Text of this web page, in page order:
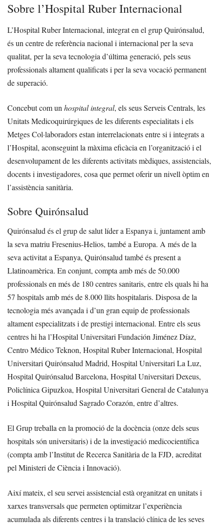
Sobre l’Hospital Ruber Internacional
L’Hospital Ruber Internacional, integrat en el grup Quirónsalud,
és un centre de referència nacional i internacional per la seva
qualitat, per la seva tecnologia d’última generació, pels seus
professionals altament qualificats i per la seva vocació permanent
de superació.
Concebut com un hospital integral, els seus Serveis Centrals, les
Unitats Medicoquirúrgiques de les diferents especialitats i els
Metges Col·laboradors estan interrelacionats entre si i integrats a
l’Hospital, aconseguint la màxima eficàcia en l’organització i el
desenvolupament de les diferents activitats mèdiques, assistencials,
docents i investigadores, cosa que permet oferir un nivell òptim en
l’assistència sanitària.
Sobre Quirónsalud
Quirónsalud és el grup de salut líder a Espanya i, juntament amb
la seva matriu Fresenius-Helios, també a Europa. A més de la
seva activitat a Espanya, Quirónsalud també és present a
Llatinoamèrica. En conjunt, compta amb més de 50.000
professionals en més de 180 centres sanitaris, entre els quals hi ha
57 hospitals amb més de 8.000 llits hospitalaris. Disposa de la
tecnologia més avançada i d’un gran equip de professionals
altament especialitzats i de prestigi internacional. Entre els seus
centres hi ha l’Hospital Universitari Fundación Jiménez Díaz,
Centro Médico Teknon, Hospital Ruber Internacional, Hospital
Universitari Quirónsalud Madrid, Hospital Universitari La Luz,
Hospital Quirónsalud Barcelona, Hospital Universitari Dexeus,
Policlínica Gipuzkoa, Hospital Universitari General de Catalunya
i Hospital Quirónsalud Sagrado Corazón, entre d’altres.
El Grup treballa en la promoció de la docència (onze dels seus
hospitals són universitaris) i de la investigació medicocientífica
(compta amb l’Institut de Recerca Sanitària de la FJD, acreditat
pel Ministeri de Ciència i Innovació).
Així mateix, el seu servei assistencial està organitzat en unitats i
xarxes transversals que permeten optimitzar l’experiència
acumulada als diferents centres i la translació clínica de les seves